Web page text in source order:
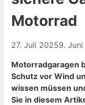
Motorrad
27. Juli 20259. Juni
Motorradgaragen
Schutz vor Wind
wissen müssen
Sie in diesem